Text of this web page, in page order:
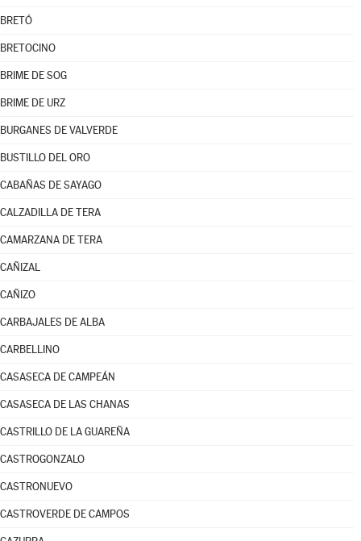
BRETÓ
BRETOCINO
BRIME DE SOG
BRIME DE URZ
BURGANES DE VALVERDE
BUSTILLO DEL ORO
CABAÑAS DE SAYAGO
CALZADILLA DE TERA
CAMARZANA DE TERA
CAÑIZAL
CAÑIZO
CARBAJALES DE ALBA
CARBELLINO
CASASECA DE CAMPEÁN
CASASECA DE LAS CHANAS
CASTRILLO DE LA GUAREÑA
CASTROGONZALO
CASTRONUEVO
CASTROVERDE DE CAMPOS